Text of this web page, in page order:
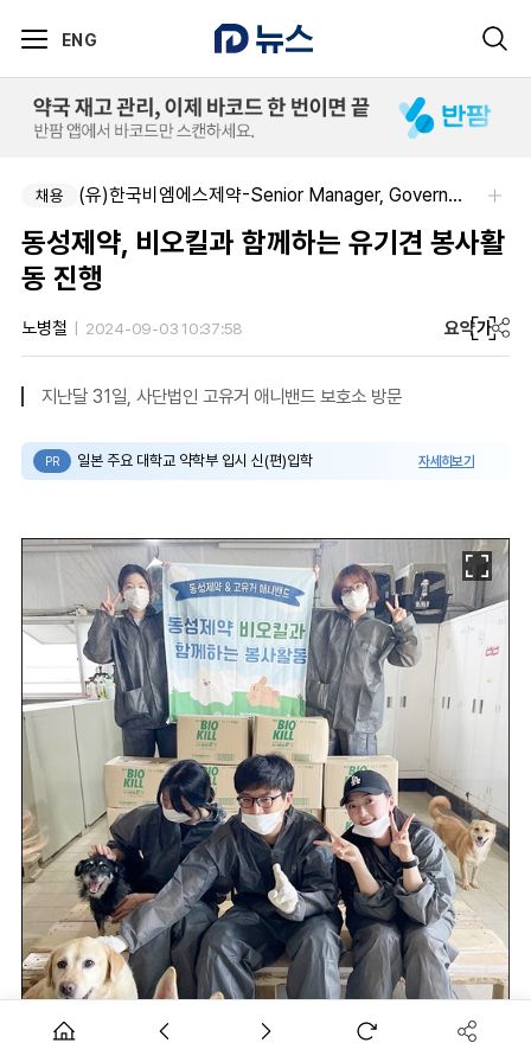
ENG
채용 (유)한국비엠에스제약-Senior Manager, Government Affairs & External Liaison (Permanent)
동성제약, 비오킬과 함께하는 유기견 봉사활
동 진행
노병철 2024-09-03 10:37:58 요약가
지난달 31일, 사단법인 고유거 애니밴드 보호소 방문
PR 일본 주요 대학교 약학부 입시 신(편)입학 자세히보기